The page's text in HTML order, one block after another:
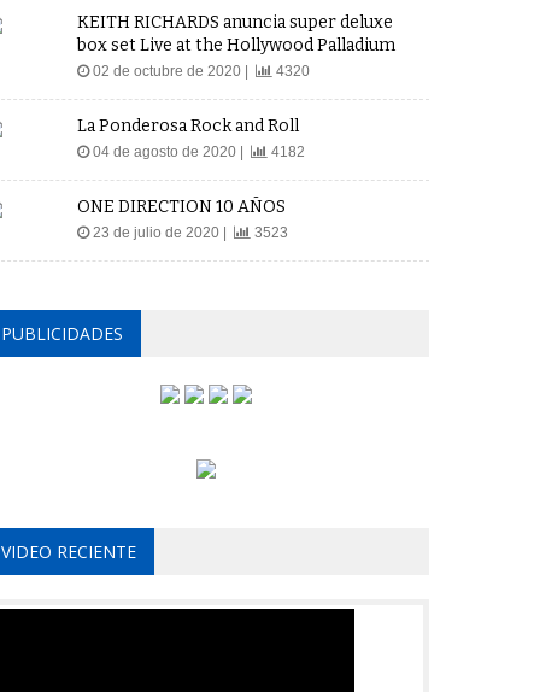
KEITH RICHARDS anuncia super deluxe
box set Live at the Hollywood Palladium
02 de octubre de 2020 | 4320
La Ponderosa Rock and Roll
04 de agosto de 2020 | 4182
ONE DIRECTION 10 AÑOS
23 de julio de 2020 | 3523
PUBLICIDADES
VIDEO RECIENTE